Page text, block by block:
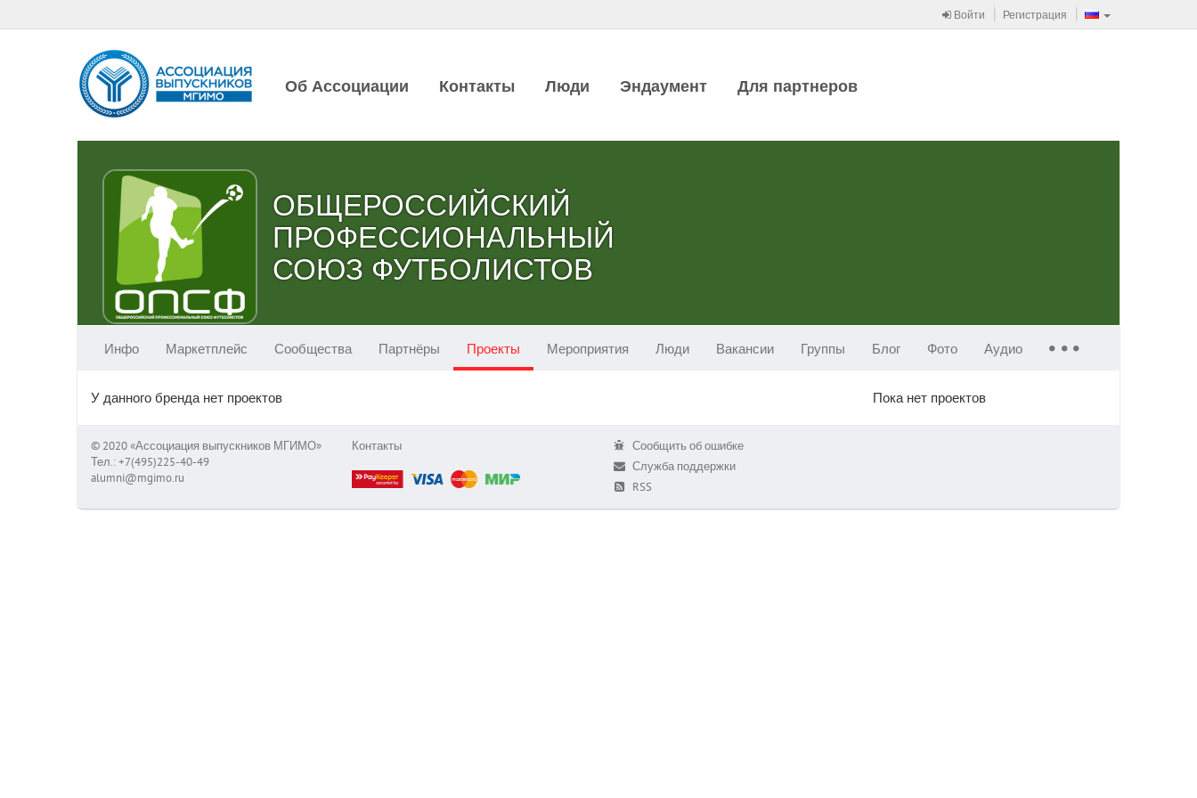
Войти Регистрация
Об Ассоциации Контакты Люди Эндаумент Для партнеров
ОБЩЕРОССИЙСКИЙ
ПРОФЕССИОНАЛЬНЫЙ
СОЮЗ ФУТБОЛИСТОВ
Инфо Маркетплейс Сообщества Партнёры Проекты Мероприятия Люди Вакансии Группы Блог Фото Аудио
Пока нет проектов
У данного бренда нет проектов
© 2020 «Ассоциация выпускников МГИМО»
Тел.: +7(495)225-40-49
alumni@mgimo.ru
Контакты
Сообщить об ошибке
Служба поддержки
RSS